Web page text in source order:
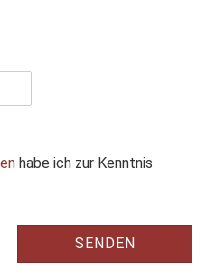
habe ich zur Kenntnis
SENDEN